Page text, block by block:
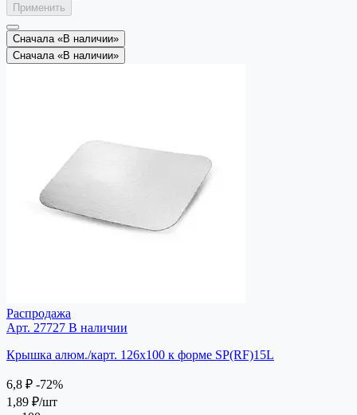
Применить
Сначала «В наличии»
Сначала «В наличии»
Распродажа
Арт. 27727 В наличии
Крышка алюм./карт. 126х100 к форме SP(RF)15L
6,8 ₽ -72%
1,89 ₽/шт